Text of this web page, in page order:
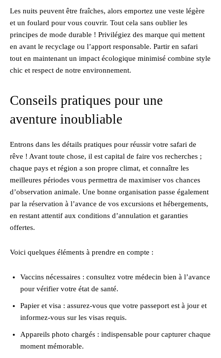
Les nuits peuvent être fraîches, alors emportez une veste légère
et un foulard pour vous couvrir. Tout cela sans oublier les
principes de mode durable ! Privilégiez des marque qui mettent
en avant le recyclage ou l’apport responsable. Partir en safari
tout en maintenant un impact écologique minimisé combine style
chic et respect de notre environnement.
Conseils pratiques pour une
aventure inoubliable
Entrons dans les détails pratiques pour réussir votre safari de
rêve ! Avant toute chose, il est capital de faire vos recherches ;
chaque pays et région a son propre climat, et connaître les
meilleures périodes vous permettra de maximiser vos chances
d’observation animale. Une bonne organisation passe également
par la réservation à l’avance de vos excursions et hébergements,
en restant attentif aux conditions d’annulation et garanties
offertes.
Voici quelques éléments à prendre en compte :
Vaccins nécessaires : consultez votre médecin bien à l’avance
pour vérifier votre état de santé.
Papier et visa : assurez-vous que votre passeport est à jour et
informez-vous sur les visas requis.
Appareils photo chargés : indispensable pour capturer chaque
moment mémorable.